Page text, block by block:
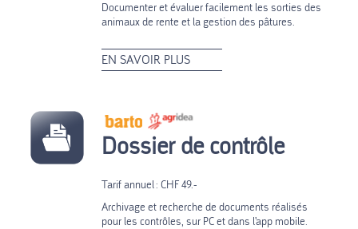
Documenter et évaluer facilement les sorties des
animaux de rente et la gestion des pâtures.
EN SAVOIR PLUS
Dossier de contrôle
Tarif annuel : CHF 49.-
Archivage et recherche de documents réalisés
pour les contrôles, sur PC et dans l'app mobile.